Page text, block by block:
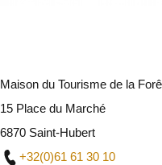
Maison du Tourisme de la
15 Place du Marché
6870 Saint-Hubert
+32(0)61 61 30 10